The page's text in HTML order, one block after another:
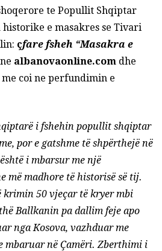
te Popullit Shqiptar
historike e masakres se Tivari
çfare fsheh “Masakra e
albanovaonline.com dhe
me coi ne perfundimin e
i fshehin popullit shqiptar
por e gatshme të shpërthejë në
i mbarsur me një
më madhore të historisë së tij.
krimin 50 vjeçar të kryer mbi
Ballkanin pa dallim feje apo
nga Kosova, vazhduar me
mbaruar në Çamëri. Zberthimi i